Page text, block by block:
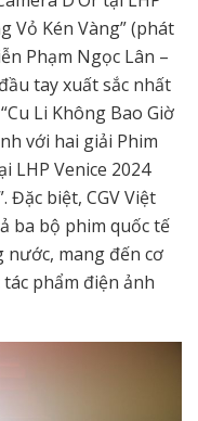
Vỏ Kén Vàng” (phát
Phạm Ngọc Lân –
tay xuất sắc nhất
Li Không Bao Giờ
với hai giải Phim
LHP Venice 2024
Đặc biệt, CGV Việt
ba bộ phim quốc tế
mang đến cơ
phẩm điện ảnh